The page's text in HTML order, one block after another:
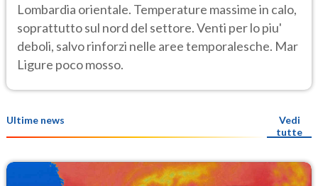
Lombardia orientale. Temperature massime in calo,
soprattutto sul nord del settore. Venti per lo piu'
deboli, salvo rinforzi nelle aree temporalesche. Mar
Ligure poco mosso.
Ultime news
Vedi
tutte